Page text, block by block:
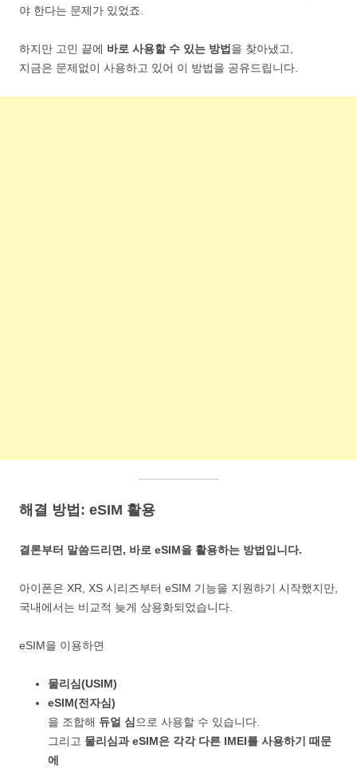
야 한다는 문제가 있었죠.
하지만 고민 끝에 바로 사용할 수 있는 방법 을 찾아냈고,
지금은 문제없이 사용하고 있어 이 방법을 공유드립니다.
해결 방법: eSIM 활용
결론부터 말씀드리면, 바로 eSIM을 활용하는 방법입니다.
아이폰은 XR, XS 시리즈부터 eSIM 기능을 지원하기 시작했지만,
국내에서는 비교적 늦게 상용화되었습니다.
eSIM을 이용하면
물리심(USIM)
eSIM(전자심)
을 조합해 듀얼 심 으로 사용할 수 있습니다.
그리고 물리심과 eSIM은 각각 다른 IMEI를 사용하기 때문
에